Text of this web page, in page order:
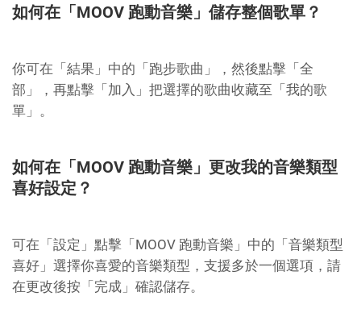
如何在「MOOV 跑動音樂」儲存整個歌單？
你可在「結果」中的「跑步歌曲」，然後點擊「全
部」，再點擊「加入」把選擇的歌曲收藏至「我的歌
單」。
如何在「MOOV 跑動音樂」更改我的音樂類型
喜好設定？
可在「設定」點擊「MOOV 跑動音樂」中的「音樂類型
喜好」選擇你喜愛的音樂類型，支援多於一個選項，請
在更改後按「完成」確認儲存。